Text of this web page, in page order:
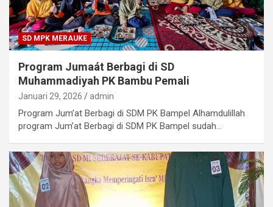
SD MPK MERAUKE
Program Jumaát Berbagi di SD
Muhammadiyah PK Bambu Pemali
Januari 29, 2026 admin
Program Jum’at Berbagi di SDM PK Bampel Alhamdulillah
program Jum’at Berbagi di SDM PK Bampel sudah…